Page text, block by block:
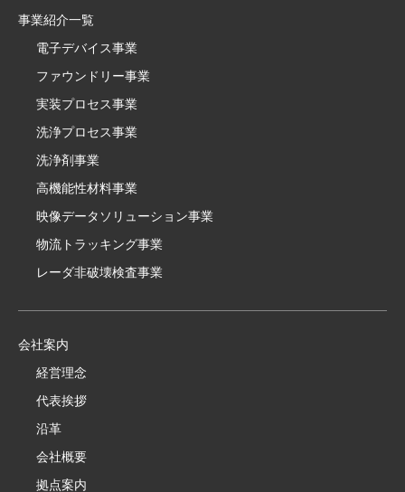
事業紹介一覧
電子デバイス事業
ファウンドリー事業
実装プロセス事業
洗浄プロセス事業
洗浄剤事業
高機能性材料事業
映像データソリューション事業
物流トラッキング事業
レーダ非破壊検査事業
会社案内
経営理念
代表挨拶
沿革
会社概要
拠点案内